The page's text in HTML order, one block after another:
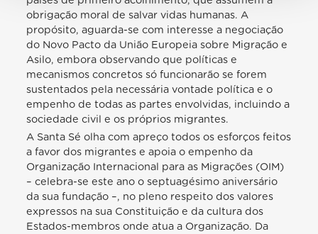
obrigação moral de salvar vidas humanas. A
propósito, aguarda-se com interesse a negociação
do Novo Pacto da União Europeia sobre Migração e
Asilo, embora observando que políticas e
mecanismos concretos só funcionarão se forem
sustentados pela necessária vontade política e o
empenho de todas as partes envolvidas, incluindo a
sociedade civil e os próprios migrantes.
A Santa Sé olha com apreço todos os esforços feitos
a favor dos migrantes e apoia o empenho da
Organização Internacional para as Migrações (OIM)
– celebra-se este ano o septuagésimo aniversário
da sua fundação –, no pleno respeito dos valores
expressos na sua Constituição e da cultura dos
Estados-membros onde atua a Organização. Da